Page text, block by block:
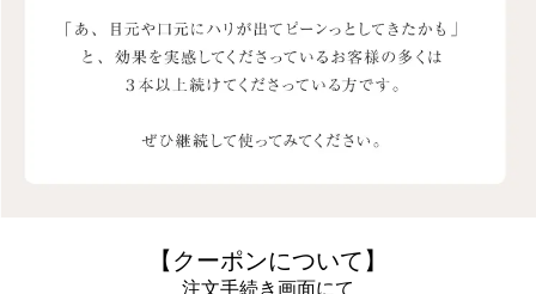
【クーポンについて】
注文手続き画面にて